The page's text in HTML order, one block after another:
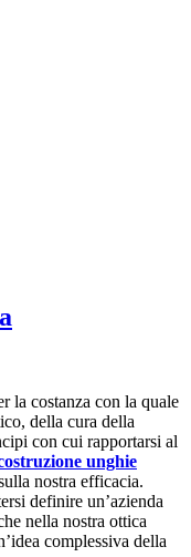
la costanza con la quale
della cura della
con cui rapportarsi al
unghie
nostra efficacia.
definire un’azienda
nella nostra ottica
complessiva della